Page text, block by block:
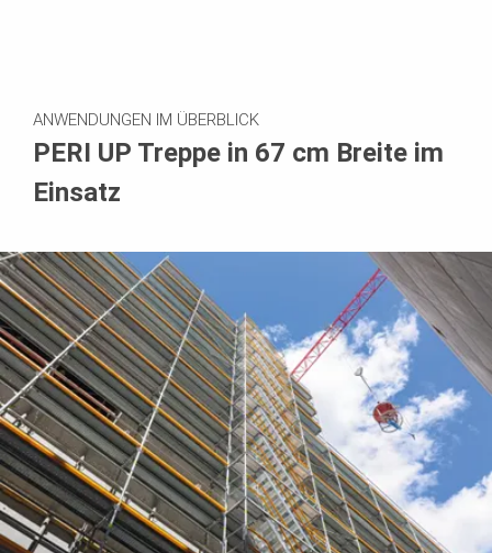
ANWENDUNGEN IM ÜBERBLICK
PERI UP Treppe in 67 cm Breite im
Einsatz